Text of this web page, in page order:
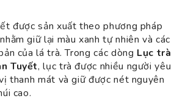
được sản xuất theo phương pháp
giữ lại màu xanh tự nhiên và các
của lá trà. Trong các dòng Lục trà
Tuyết, lục trà được nhiều người yêu
thanh mát và giữ được nét nguyên
cao.